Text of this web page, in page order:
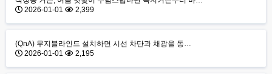
2026-01-01
2,399
(QnA) 무지블라인드 설치하면 시선 차단과 채광을 동…
2026-01-01
2,195